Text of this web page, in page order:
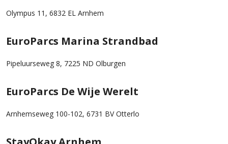
Olympus 11, 6832 EL Arnhem
EuroParcs Marina Strandbad
Pipeluurseweg 8, 7225 ND Olburgen
EuroParcs De Wije Werelt
Arnhemseweg 100-102, 6731 BV Otterlo